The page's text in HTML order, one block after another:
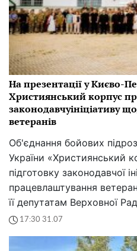
На презентації у Києво-
Християнський корпус
законодавчуініціативу
ветеранів
Об'єднання бойових
України «Християнський
підготовку законодавчої
працевлаштування
її депутатам Верховної
17:30 31.07